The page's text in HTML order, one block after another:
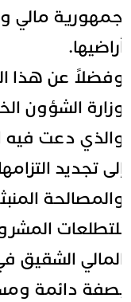
مالي
عن هذا
دعت فيه
تجديد
الشقيق
دائمة